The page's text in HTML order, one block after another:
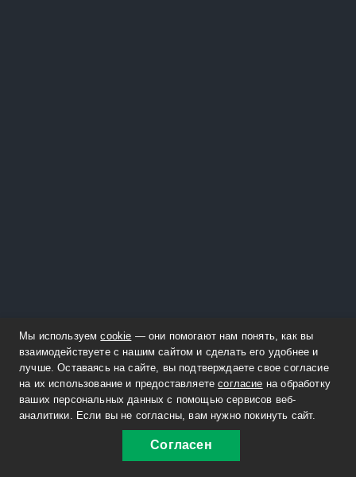
Мы используемcookie — они помогают нам понять, как вы
взаимодействуете с нашим сайтом и сделать его удобнее и
лучше. Оставаясь на сайте, вы подтверждаете свое согласие
на их использование и предоставляетесогласие на обработку
ваших персональных данных с помощью сервисов веб-
аналитики. Если вы не согласны, вам нужно покинуть сайт.
Согласен